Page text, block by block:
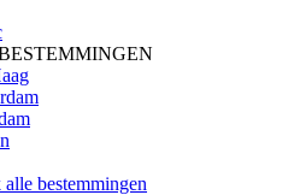
bestemmingen